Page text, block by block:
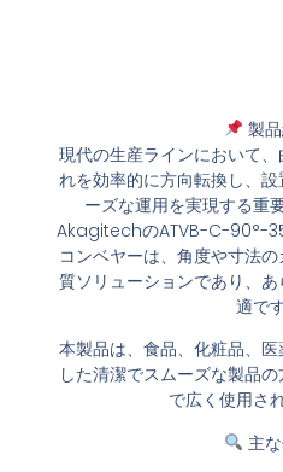
製
現代の生産ラインにおいて
れを効率的に方向転換し、
ーズな運用を実現する重
AkagitechのATVB-C-90°-
コンベヤーは、角度や寸法
質ソリューションであり、
適です
本製品は、食品、化粧品、
した清潔でスムーズな製品
で広く使用さ
主